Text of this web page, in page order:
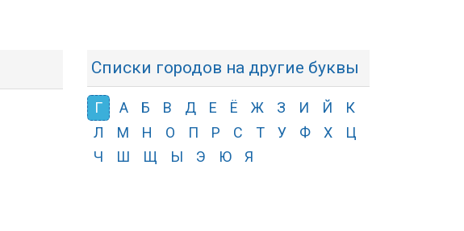
Списки городов на другие буквы
Г А Б В Д Е Ё Ж З И Й
К
Л
М Н О П Р С Т У Ф Х
Ц
Ч
Ш Щ Ы Э Ю Я